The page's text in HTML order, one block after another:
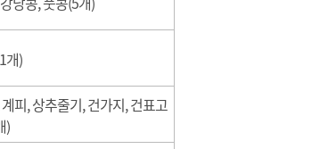
개)
피, 상추줄기, 건가지, 건표고
)